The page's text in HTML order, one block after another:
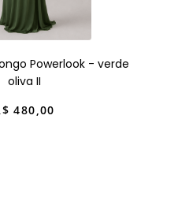
Powerlook - verde
oliva II
480,00